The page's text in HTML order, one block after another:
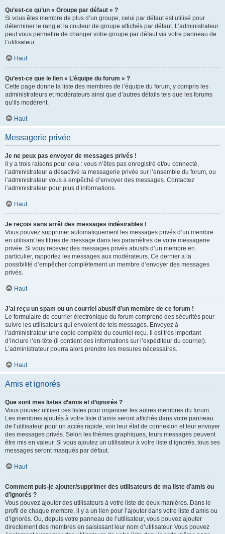
Qu’est-ce qu’un « Groupe par défaut » ?
Si vous êtes membre de plus d’un groupe, celui par défaut est utilisé pour
déterminer le rang et la couleur de groupe affichés par défaut. L’administrateur
peut vous permettre de changer votre groupe par défaut via votre panneau de
l’utilisateur.
Haut
Qu’est-ce que le lien « L’équipe du forum » ?
Cette page donne la liste des membres de l’équipe du forum, y compris les
administrateurs et modérateurs ainsi que d’autres détails tels que les forums
qu’ils modèrent.
Haut
Messagerie privée
Je ne peux pas envoyer de messages privés !
Il y a trois raisons pour cela : vous n’êtes pas enregistré et/ou connecté,
l’administrateur a désactivé la messagerie privée sur l’ensemble du forum, ou
l’administrateur vous a empêché d’envoyer des messages. Contactez
l’administrateur pour plus d’informations.
Haut
Je reçois sans arrêt des messages indésirables !
Vous pouvez supprimer automatiquement les messages privés d’un membre
en utilisant les filtres de message dans les paramètres de votre messagerie
privée. Si vous recevez des messages privés abusifs d’un membre en
particulier, rapportez les messages aux modérateurs. Ce dernier a la
possibilité d’empêcher complètement un membre d’envoyer des messages
privés.
Haut
J’ai reçu un spam ou un courriel abusif d’un membre de ce forum !
Le formulaire de courrier électronique du forum comprend des sécurités pour
suivre les utilisateurs qui envoient de tels messages. Envoyez à
l’administrateur une copie complète du courriel reçu. Il est très important
d’inclure l’en-tête (il contient des informations sur l’expéditeur du courriel).
L’administrateur pourra alors prendre les mesures nécessaires.
Haut
Amis et ignorés
Que sont mes listes d’amis et d’ignorés ?
Vous pouvez utiliser ces listes pour organiser les autres membres du forum.
Les membres ajoutés à votre liste d’amis seront affichés dans votre panneau
de l’utilisateur pour un accès rapide, voir leur état de connexion et leur envoyer
des messages privés. Selon les thèmes graphiques, leurs messages peuvent
être mis en valeur. Si vous ajoutez un utilisateur à votre liste d’ignorés, tous ses
messages seront masqués par défaut.
Haut
Comment puis-je ajouter/supprimer des utilisateurs de ma liste d’amis ou
d’ignorés ?
Vous pouvez ajouter des utilisateurs à votre liste de deux manières. Dans le
profil de chaque membre, il y a un lien pour l’ajouter dans votre liste d’amis ou
d’ignorés. Ou, depuis votre panneau de l’utilisateur, vous pouvez ajouter
directement des membres en saisissant leur nom d’utilisateur. Vous pouvez